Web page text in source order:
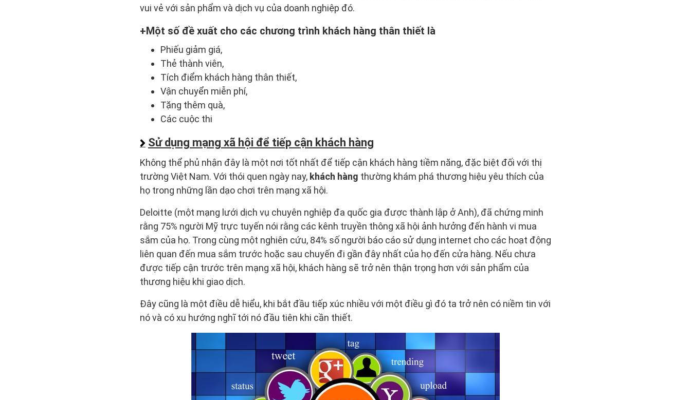
vui vẻ với sản phẩm và dịch vụ của doanh nghiệp đó.
Một số đề xuất cho các chương trình khách hàng thân thiết là
Phiếu giảm giá,
Thẻ thành viên,
Tích điểm khách hàng thân thiết,
Vận chuyển miễn phí,
Tặng thêm quà,
Các cuộc thi
Sử dụng mạng xã hội để tiếp cận khách hàng
Không thể phủ nhận đây là một nơi tốt nhất để tiếp cận khách hàng tiềm năng, đặc biệt đối với thị
trường Việt Nam. Với thói quen ngày nay, khách hàng thường khám phá thương hiệu yêu thích của
họ trong những lần dạo chơi trên mạng xã hội.
Deloitte (một mạng lưới dịch vụ chuyên nghiệp đa quốc gia được thành lập ở Anh), đã chứng minh
rằng 75% người Mỹ trực tuyến nói rằng các kênh truyền thông xã hội ảnh hưởng đến hành vi mua
sắm của họ. Trong cùng một nghiên cứu, 84% số người báo cáo sử dụng internet cho các hoạt động
liên quan đến mua sắm trước hoặc sau chuyến đi gần đây nhất của họ đến cửa hàng. Nếu chưa
được tiếp cận trước trên mạng xã hội, khách hàng sẽ trở nên thận trọng hơn với sản phẩm của
thương hiệu khi giao dịch.
Đây cũng là một điều dễ hiểu, khi bắt đầu tiếp xúc nhiều với một điều gì đó ta trở nên có niềm tin với
nó và có xu hướng nghĩ tới nó đầu tiên khi cần thiết.